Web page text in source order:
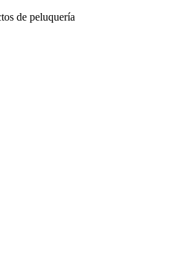
de peluquería